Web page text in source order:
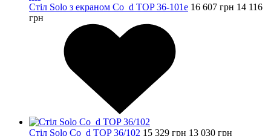
Стіл Solo з екраном Co_d TOP 36-101e 16 607 грн 14 116
грн
Стіл Solo Co_d TOP 36/102 15 329 грн 13 030 грн